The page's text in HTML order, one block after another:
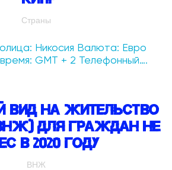
Страны
Никосия Валюта: Евро
GMT + 2 Телефонный….
вид на жительство
для граждан не
в 2020 году
ВНЖ